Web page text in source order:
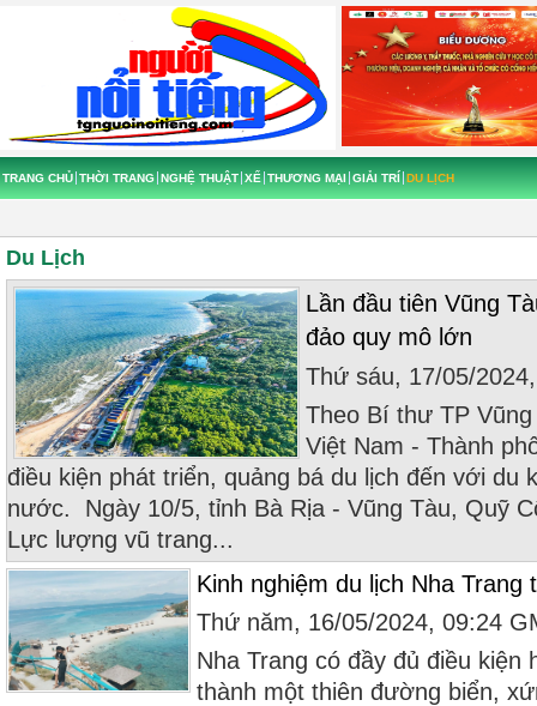
TRANG CHỦ THỜI TRANG NGHỆ THUẬT XẾ THƯƠNG MẠI GIẢI TRÍ DU LỊCH
Du Lịch
Lần đầu tiên Vũng
đảo quy mô lớn
Thứ sáu, 17/05/
Theo Bí thư TP
Việt Nam - Thành
điều kiện phát triển, quảng bá du lịch đến với du
nước. Ngày 10/5, tỉnh Bà Rịa - Vũng Tàu, Quỹ
Lực lượng vũ trang...
Kinh nghiệm du lịch Nha Trang
Thứ năm, 16/05/2024, 09:24
Nha Trang có đầy đủ điều kiện
thành một thiên đường biển,